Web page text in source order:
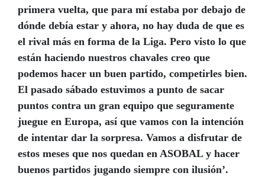
primera vuelta, que para mí estaba por debajo de
dónde debía estar y ahora, no hay duda de que es
el rival más en forma de la Liga. Pero visto lo que
están haciendo nuestros chavales creo que
podemos hacer un buen partido, competirles bien.
El pasado sábado estuvimos a punto de sacar
puntos contra un gran equipo que seguramente
juegue en Europa, así que vamos con la intención
de intentar dar la sorpresa. Vamos a disfrutar de
estos meses que nos quedan en ASOBAL y hacer
buenos partidos jugando siempre con ilusión’.